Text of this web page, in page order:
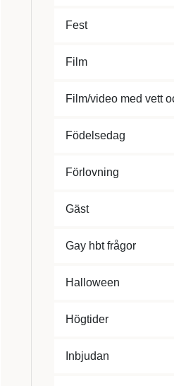
Fest
Film
Film/video med vett
Födelsedag
Förlovning
Gäst
Gay hbt frågor
Halloween
Högtider
Inbjudan